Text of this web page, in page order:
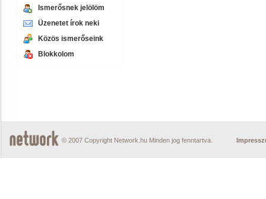
Ismerősnek jelölöm
Üzenetet írok neki
Közös ismerőseink
Blokkolom
© 2007 Copyright Network.hu Minden jog fenntartva.